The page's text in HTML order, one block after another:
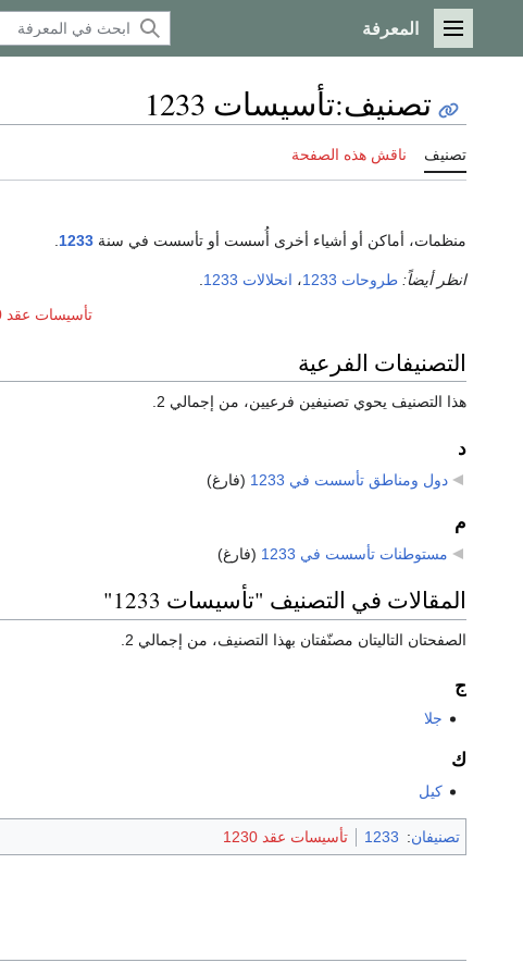
القائمة الرئيسية
المعرفة
تصنيف:تأسيسات 1233
تصنيف ناقش هذه الصفحة
منظمات، أماكن أو أشياء أخرى أُسست أو تأسست في سنة 1233
انظر أيضاً: طروحات 1233 ، انحلالات 1233
تأسيسات عقد 1230
التصنيفات الفرعية
هذا التصنيف يحوي تصنيفين فرعيين، من إجمالي 2.
د
دول ومناطق تأسست في 1233 (فارغ)
م
مستوطنات تأسست في 1233 (فارغ)
المقالات في التصنيف "تأسيسات 1233"
الصفحتان التاليتان مصنّفتان بهذا التصنيف، من إجمالي 2.
ج
جلا
ك
كيل
تصنيفان:
1233 تأسيسات عقد 1230